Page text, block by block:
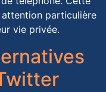
particulière
vie privée.